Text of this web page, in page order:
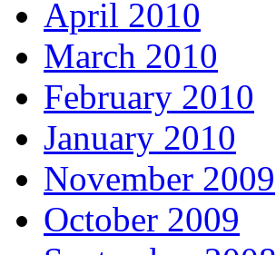
April 2010
March 2010
February 2010
January 2010
November 2009
October 2009